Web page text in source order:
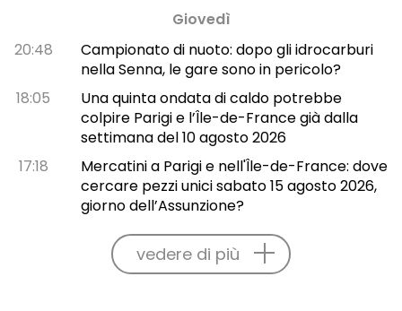
Giovedì
20:48
Campionato di nuoto: dopo gli idrocarburi
nella Senna, le gare sono in pericolo?
18:05
Una quinta ondata di caldo potrebbe
colpire Parigi e l’Île-de-France già dalla
settimana del 10 agosto 2026
17:18
Mercatini a Parigi e nell'Île-de-France: dove
cercare pezzi unici sabato 15 agosto 2026,
giorno dell’Assunzione?
vedere di più